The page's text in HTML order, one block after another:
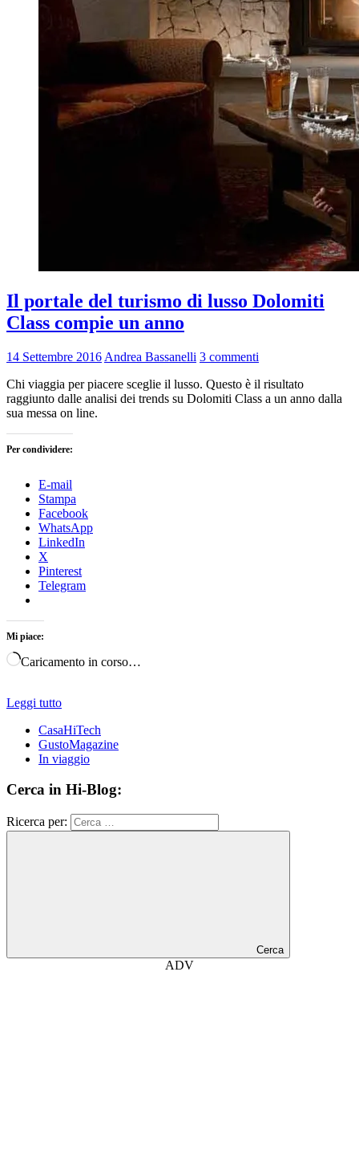
Il portale del turismo di lusso Dolomiti
Class compie un anno
14 Settembre 2016 Andrea Bassanelli 3 commenti
Chi viaggia per piacere sceglie il lusso. Questo è il risultato
raggiunto dalle analisi dei trends su Dolomiti Class a un anno dalla
sua messa on line.
Per condividere:
E-mail
Stampa
Facebook
WhatsApp
LinkedIn
X
Pinterest
Telegram
Mi piace:
Caricamento in corso…
Leggi tutto
CasaHiTech
GustoMagazine
In viaggio
Cerca in Hi-Blog:
Ricerca per:
Cerca
ADV